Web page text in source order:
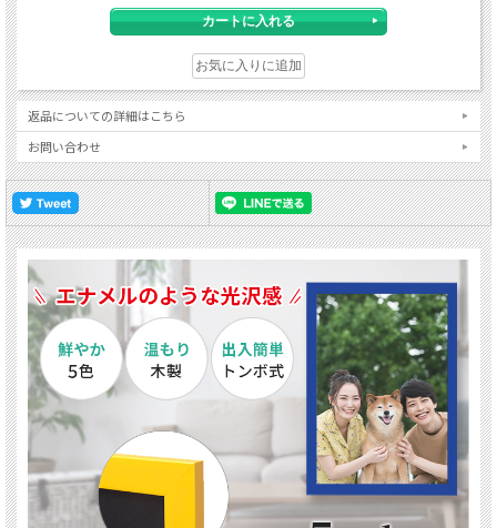
返品についての詳細はこちら
お問い合わせ